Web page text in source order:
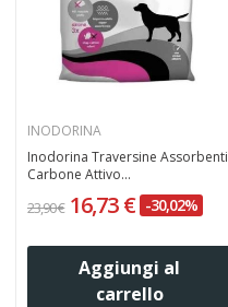
INODORINA
Inodorina Traversine Assorbenti
Carbone Attivo...
23,90 € 16,73 € -30,02%
Aggiungi al
carrello